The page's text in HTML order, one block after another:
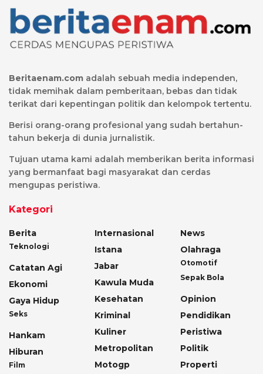
Beritaenam.com adalah sebuah media independen,
tidak memihak dalam pemberitaan, bebas dan tidak
terikat dari kepentingan politik dan kelompok tertentu.
Berisi orang-orang profesional yang sudah bertahun-
tahun bekerja di dunia jurnalistik.
Tujuan utama kami adalah memberikan berita informasi
yang bermanfaat bagi masyarakat dan cerdas
mengupas peristiwa.
Kategori
Berita
Teknologi
Catatan Agi
Ekonomi
Gaya Hidup
Seks
Hankam
Hiburan
Film
Internasional
Istana
Jabar
Kawula Muda
Kesehatan
Kriminal
Kuliner
Metropolitan
Motogp
News
Olahraga
Otomotif
Sepak Bola
Opinion
Pendidikan
Peristiwa
Politik
Properti